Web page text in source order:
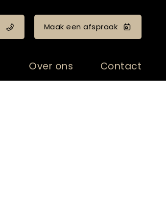
Maak een afspraak
Over ons Contact